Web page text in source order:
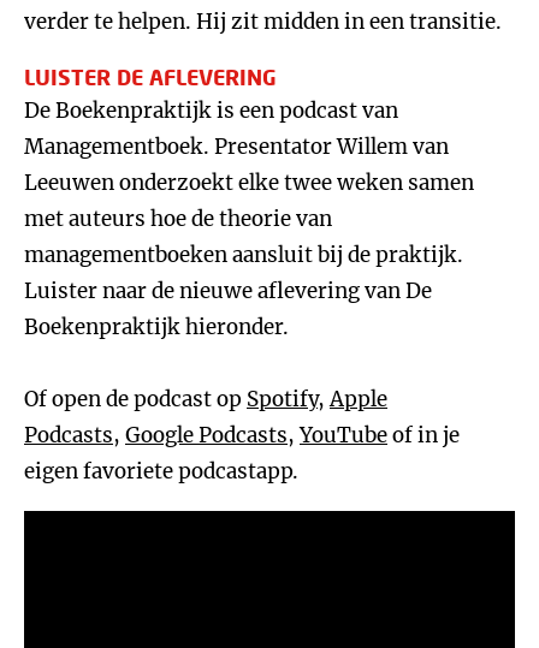
verder te helpen. Hij zit midden in een transitie.
LUISTER DE AFLEVERING
De Boekenpraktijk is een podcast van
Managementboek. Presentator Willem van
Leeuwen onderzoekt elke twee weken samen
met auteurs hoe de theorie van
managementboeken aansluit bij de praktijk.
Luister naar de nieuwe aflevering van De
Boekenpraktijk hieronder.
Of open de podcast op Spotify,Apple
Podcasts, Google Podcasts,YouTubeof in je
eigen favoriete podcastapp.